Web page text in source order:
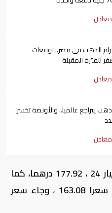
الذهب في مصر.. توقعات
للفترة المقبلة
يتراجع عالميا.. والأونصة تخسر
وسجل سعر جرام الذهب عيار 24 ، 177.92 درهما، كما
سجل جرام الذهب عيار 22 سعرا 163.08 ، وجاء سعر